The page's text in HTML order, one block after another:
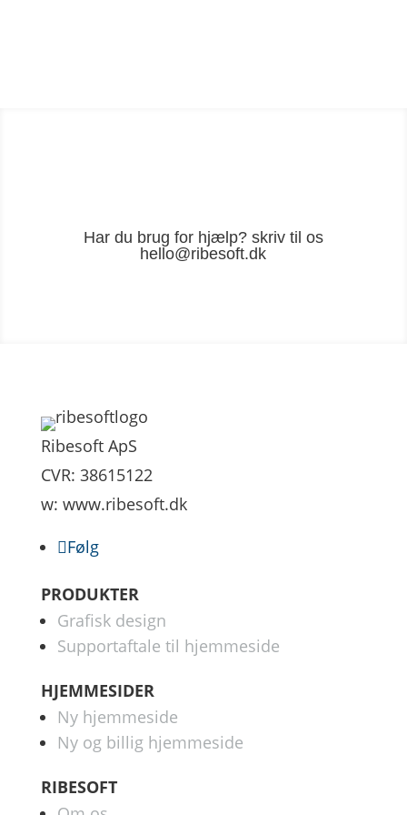
Har du brug for hjælp? skriv til os
hello@ribesoft.dk
Ribesoft ApS
CVR: 38615122
w: www.ribesoft.dk
Følg
PRODUKTER
Grafisk design
Supportaftale til hjemmeside
HJEMMESIDER
Ny hjemmeside
Ny og billig hjemmeside
RIBESOFT